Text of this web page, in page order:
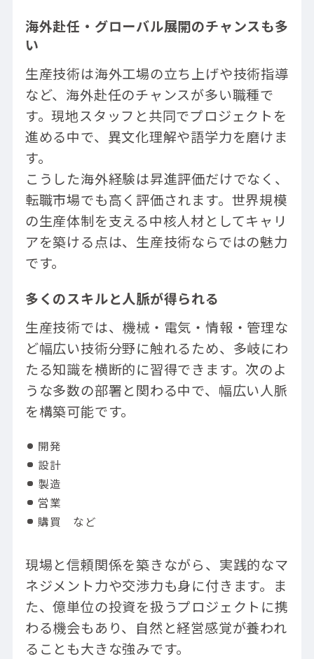
海外赴任・グローバル展開のチャンスも多
い
生産技術は海外工場の立ち上げや技術指導
など、海外赴任のチャンスが多い職種で
す。現地スタッフと共同でプロジェクトを
進める中で、異文化理解や語学力を磨けま
す。
こうした海外経験は昇進評価だけでなく、
転職市場でも高く評価されます。世界規模
の生産体制を支える中核人材としてキャリ
アを築ける点は、生産技術ならではの魅力
です。
多くのスキルと人脈が得られる
生産技術では、機械・電気・情報・管理な
ど幅広い技術分野に触れるため、多岐にわ
たる知識を横断的に習得できます。次のよ
うな多数の部署と関わる中で、幅広い人脈
を構築可能です。
開発
設計
製造
営業
購買 など
現場と信頼関係を築きながら、実践的なマ
ネジメント力や交渉力も身に付きます。ま
た、億単位の投資を扱うプロジェクトに携
わる機会もあり、自然と経営感覚が養われ
ることも大きな強みです。